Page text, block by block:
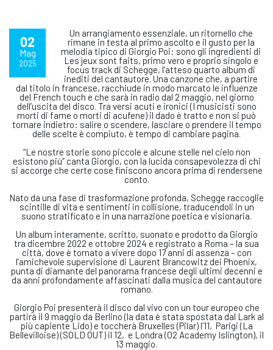
02
Mag
2025
Un arrangiamento essenziale, un ritornello che
rimane in testa al primo ascolto e il gusto per la
melodia tipico di Giorgio Poi: sono gli ingredienti di
Les jeux sont faits, primo vero e proprio singolo e
focus track di Schegge, l’atteso quarto album di
inediti del cantautore. Una canzone che, a partire
dal titolo in francese, racchiude in modo marcato le influenze
del French touch e che sarà in radio dal 2 maggio, nel giorno
dell’uscita del disco. Tra versi acuti e ironici (I musicisti sono
morti di fame o morti di acufene) il dado è tratto e non si può
tornare indietro: salire o scendere, lasciare o prendere il tempo
delle scelte è compiuto, è tempo di cambiare pagina.
“Le nostre storie sono piccole e alcune stelle nel cielo non
esistono più” canta Giorgio, con la lucida consapevolezza di chi
si accorge che certe cose finiscono ancora prima di rendersene
conto.
Nato da una fase di trasformazione profonda, Schegge raccoglie
scintille di vita e sentimenti in collisione, traducendoli in un
suono stratificato e in una narrazione poetica e visionaria.
Un album interamente, scritto, suonato e prodotto da Giorgio
tra dicembre 2022 e ottobre 2024 e registrato a Roma – la sua
città, dove è tornato a vivere dopo 17 anni di assenza – con
l’amichevole supervisione di Laurent Brancowitz dei Phoenix,
punta di diamante del panorama francese degli ultimi decenni e
da anni profondamente affascinati dalla musica del cantautore
romano.
Giorgio Poi presenterà il disco dal vivo con un tour europeo che
partirà il 9 maggio da Berlino (la data è stata spostata dal Lark al
più capiente Lido) e toccherà Bruxelles (Pilar) l’11, Parigi (La
Bellevilloise) (SOLD OUT) il 12, e Londra (O2 Academy Islington), il
13 maggio.